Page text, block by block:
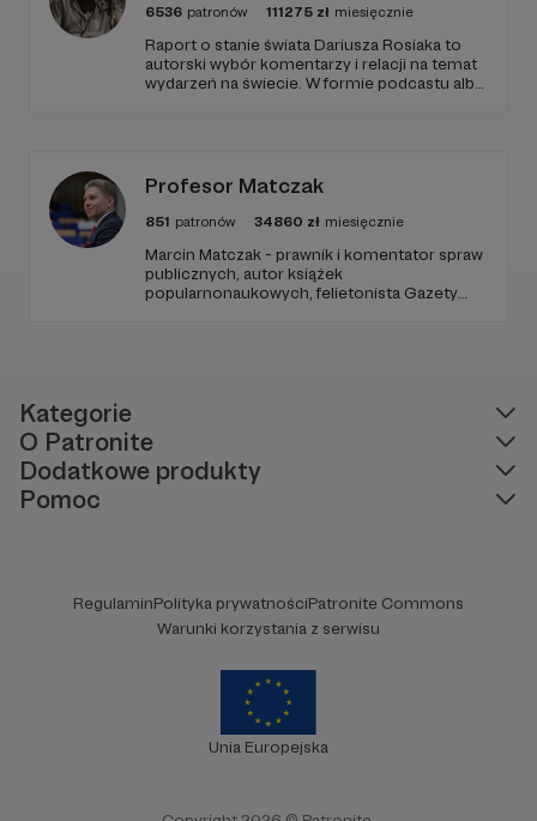
6536 patronów 111275 zł miesięcznie
Raport o stanie świata Dariusza Rosiaka to
autorski wybór komentarzy i relacji na temat
wydarzeń na świecie. W formie podcastu albo
Profesor Matczak
851 patronów 34860 zł miesięcznie
Marcin Matczak - prawnik i komentator spraw
publicznych, autor książek
popularnonaukowych, felietonista Gazety
Kategorie
O Patronite
Dodatkowe produkty
Pomoc
RegulaminPolityka prywatnościPatronite Commons
Warunki korzystania z serwisu
Unia Europejska